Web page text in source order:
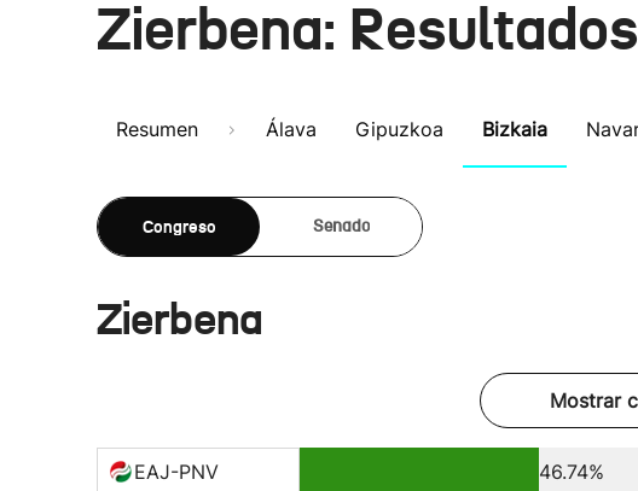
Zierbena:
Resumen Álava Gipuzkoa Bizkaia
Congreso Senado
Zierbena
Mostrar
EAJ-PNV
46.74%